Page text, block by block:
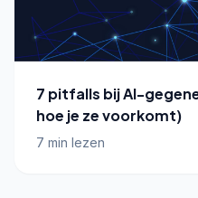
7 pitfalls bij AI-
hoe je ze voorkomt)
7 min lezen